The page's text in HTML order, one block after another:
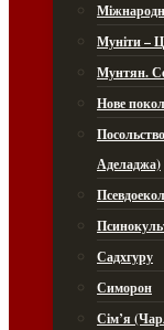
Муніти –
Мунтян.
Нове
Аделаджа)
Садхгуру
Симорон
Сім’я